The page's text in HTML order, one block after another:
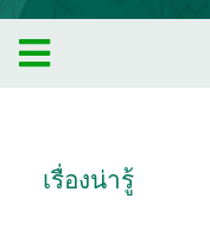
เรื่องน่ารู้